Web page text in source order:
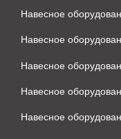
Навесное
Навесное
Навесное
Навесное
Навесное